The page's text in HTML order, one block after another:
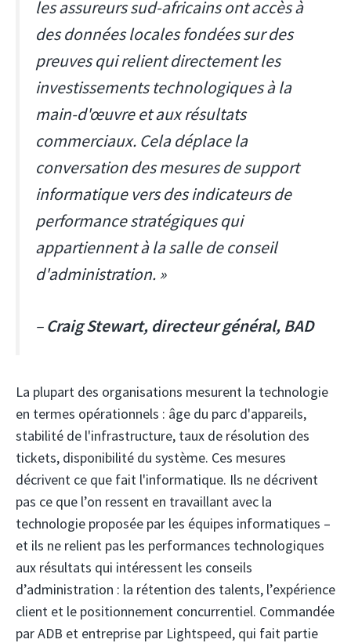
les assureurs sud-africains ont accès à
des données locales fondées sur des
preuves qui relient directement les
investissements technologiques à la
main-d'œuvre et aux résultats
commerciaux. Cela déplace la
conversation des mesures de support
informatique vers des indicateurs de
performance stratégiques qui
appartiennent à la salle de conseil
d'administration. »
–Craig Stewart, directeur général, BAD
La plupart des organisations mesurent la technologie
en termes opérationnels : âge du parc d'appareils,
stabilité de l'infrastructure, taux de résolution des
tickets, disponibilité du système. Ces mesures
décrivent ce que fait l'informatique. Ils ne décrivent
pas ce que l’on ressent en travaillant avec la
technologie proposée par les équipes informatiques –
et ils ne relient pas les performances technologiques
aux résultats qui intéressent les conseils
d’administration : la rétention des talents, l’expérience
client et le positionnement concurrentiel. Commandée
par ADB et entreprise par Lightspeed, qui fait partie